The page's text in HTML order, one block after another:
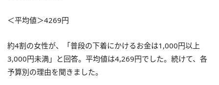
＜平均値＞4269円
約4割の女性が、「普段の下着にかけるお金は1,000円以上
3,000円未満」と回答。平均値は4,269円でした。続けて、各
予算別の理由を聞きました。